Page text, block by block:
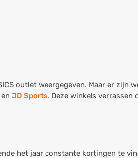
outlet weergegeven. Maar er zijn
JD Sports. Deze winkels verrassen
het jaar constante kortingen te